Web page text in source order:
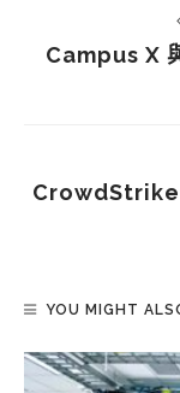
Campus X
CrowdStrike
YOU MIGHT